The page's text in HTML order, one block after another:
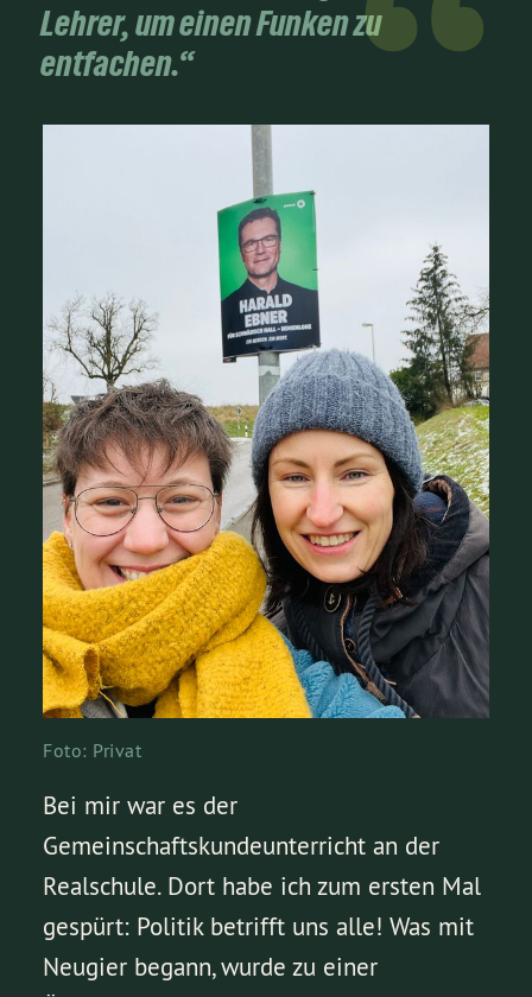
Lehrer, um einen Funken zu
entfachen.“
Foto: Privat
Bei mir war es der
Gemeinschaftskundeunterricht an der
Realschule. Dort habe ich zum ersten Mal
gespürt: Politik betrifft uns alle! Was mit
Neugier begann, wurde zu einer